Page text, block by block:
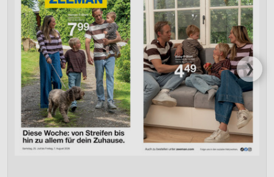
❯